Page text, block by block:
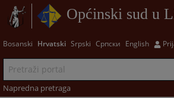
Općinski sud u
Bosanski Hrvatski Srpski Српски English
Napredna pretraga